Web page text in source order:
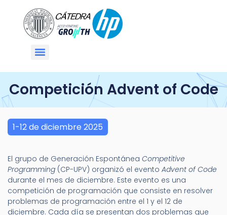
Competición Advent of Code
1-12 de diciembre 2025
El grupo de Generación Espontánea Competitive
Programming (CP-UPV) organizó el evento Advent of Code
durante el mes de diciembre. Este evento es una
competición de programación que consiste en resolver
problemas de programación entre el 1 y el 12 de
diciembre. Cada día se presentan dos problemas que